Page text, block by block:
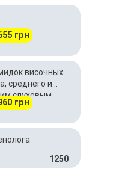
грн
височных
среднего и
слуховым
грн
1250